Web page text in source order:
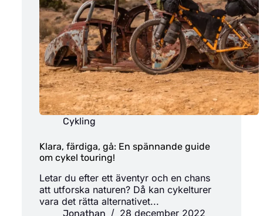
Cykling
Klara, färdiga, gå: En spännande guide
om cykel touring!
Letar du efter ett äventyr och en chans
att utforska naturen? Då kan cykelturer
vara det rätta alternativet...
Jonathan 28 december 2022